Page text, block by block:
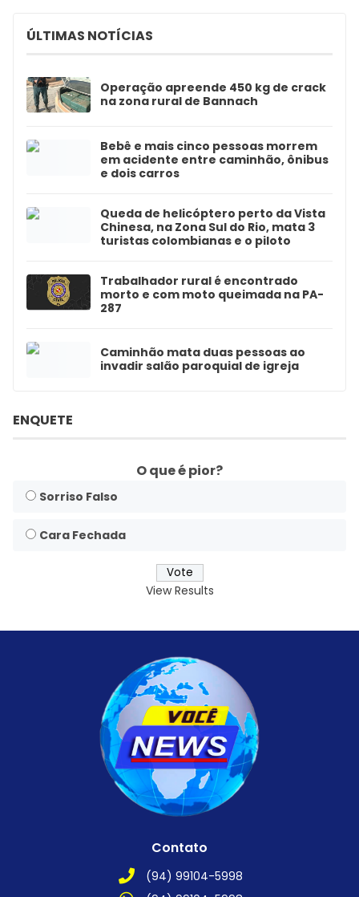
ÚLTIMAS NOTÍCIAS
Operação apreende 450 kg de crack
na zona rural de Bannach
Bebê e mais cinco pessoas morrem
em acidente entre caminhão, ônibus
e dois carros
Queda de helicóptero perto da Vista
Chinesa, na Zona Sul do Rio, mata 3
turistas colombianas e o piloto
Trabalhador rural é encontrado
morto e com moto queimada na PA-
287
Caminhão mata duas pessoas ao
invadir salão paroquial de igreja
ENQUETE
O que é pior?
Sorriso Falso
Cara Fechada
View Results
Contato
(94) 99104-5998